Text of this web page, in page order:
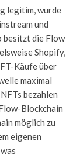
legitim, wurde
und
besitzt die Flow
Shopify,
Käufe über
maximal
bezahlen
Blockchain
möglich zu
eigenen